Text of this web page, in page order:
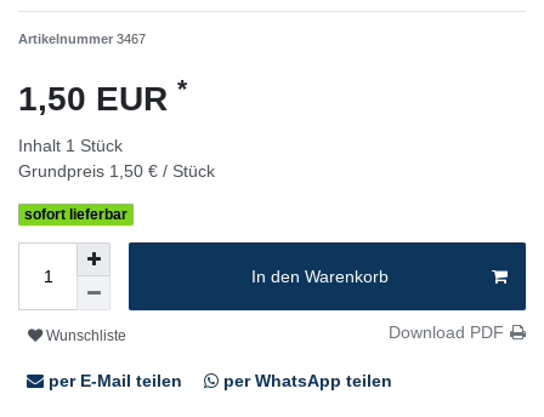
Artikelnummer 3467
1,50 EUR *
Inhalt 1 Stück
Grundpreis 1,50 € / Stück
sofort lieferbar
In den Warenkorb
Wunschliste Download PDF
per E-Mail teilen per WhatsApp teilen